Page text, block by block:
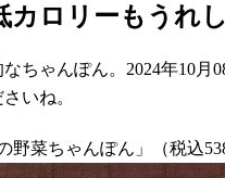
ロリーもうれ
ちゃんぽん。2024年10
いね。
野菜ちゃんぽん」（税込